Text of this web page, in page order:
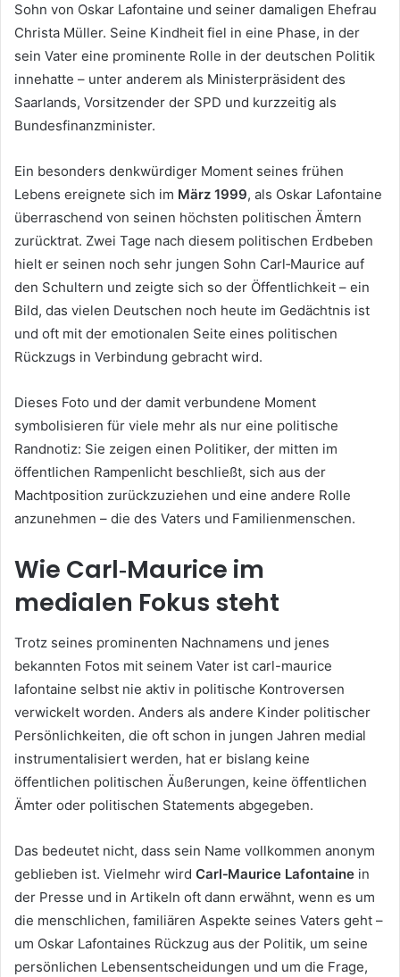
Sohn von Oskar Lafontaine und seiner damaligen Ehefrau
Christa Müller. Seine Kindheit fiel in eine Phase, in der
sein Vater eine prominente Rolle in der deutschen Politik
innehatte – unter anderem als Ministerpräsident des
Saarlands, Vorsitzender der SPD und kurzzeitig als
Bundesfinanzminister.
Ein besonders denkwürdiger Moment seines frühen
Lebens ereignete sich im März 1999, als Oskar Lafontaine
überraschend von seinen höchsten politischen Ämtern
zurücktrat. Zwei Tage nach diesem politischen Erdbeben
hielt er seinen noch sehr jungen Sohn Carl‑Maurice auf
den Schultern und zeigte sich so der Öffentlichkeit – ein
Bild, das vielen Deutschen noch heute im Gedächtnis ist
und oft mit der emotionalen Seite eines politischen
Rückzugs in Verbindung gebracht wird.
Dieses Foto und der damit verbundene Moment
symbolisieren für viele mehr als nur eine politische
Randnotiz: Sie zeigen einen Politiker, der mitten im
öffentlichen Rampenlicht beschließt, sich aus der
Machtposition zurückzuziehen und eine andere Rolle
anzunehmen – die des Vaters und Familienmenschen.
Wie Carl‑Maurice im
medialen Fokus steht
Trotz seines prominenten Nachnamens und jenes
bekannten Fotos mit seinem Vater ist carl-maurice
lafontaine selbst nie aktiv in politische Kontroversen
verwickelt worden. Anders als andere Kinder politischer
Persönlichkeiten, die oft schon in jungen Jahren medial
instrumentalisiert werden, hat er bislang keine
öffentlichen politischen Äußerungen, keine öffentlichen
Ämter oder politischen Statements abgegeben.
Das bedeutet nicht, dass sein Name vollkommen anonym
geblieben ist. Vielmehr wird Carl‑Maurice Lafontaine in
der Presse und in Artikeln oft dann erwähnt, wenn es um
die menschlichen, familiären Aspekte seines Vaters geht –
um Oskar Lafontaines Rückzug aus der Politik, um seine
persönlichen Lebensentscheidungen und um die Frage,